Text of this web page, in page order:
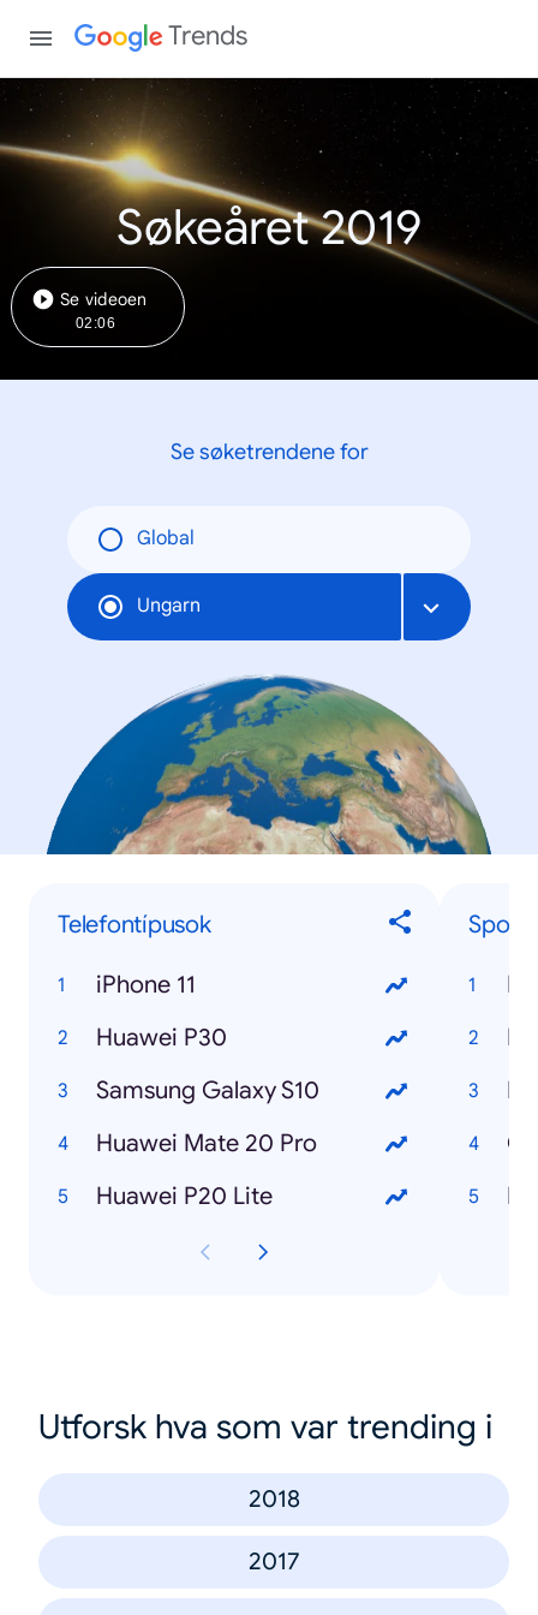
Trends
Søkeåret 2019
Se videoen
02:06
Se søketrendene for
Global
Ungarn
Telefontípusok
iPhone 11
Huawei P30
Samsung Galaxy S10
Huawei Mate 20 Pro
Huawei P20 Lite
Utforsk hva som var trending i
2018
2017